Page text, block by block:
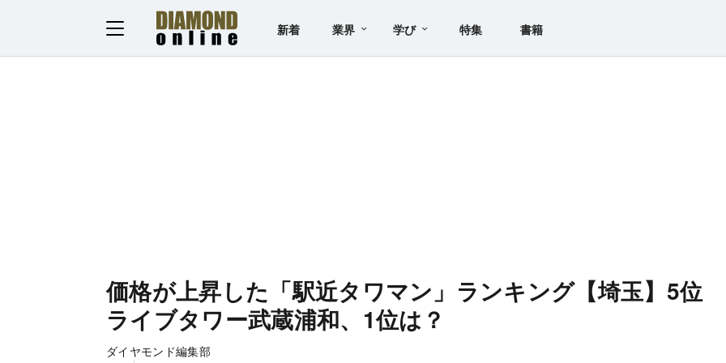
新着 業界 学び 特集 書籍
価格が上昇した「駅近タワマン」ランキング【埼玉】5位
ライブタワー武蔵浦和、1位は？
ダイヤモンド編集部